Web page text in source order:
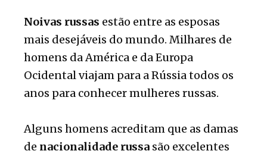
Noivas russas estão entre as esposas
mais desejáveis do mundo. Milhares de
homens da América e da Europa
Ocidental viajam para a Rússia todos os
anos para conhecer mulheres russas.
Alguns homens acreditam que as damas
de nacionalidade russa são excelentes